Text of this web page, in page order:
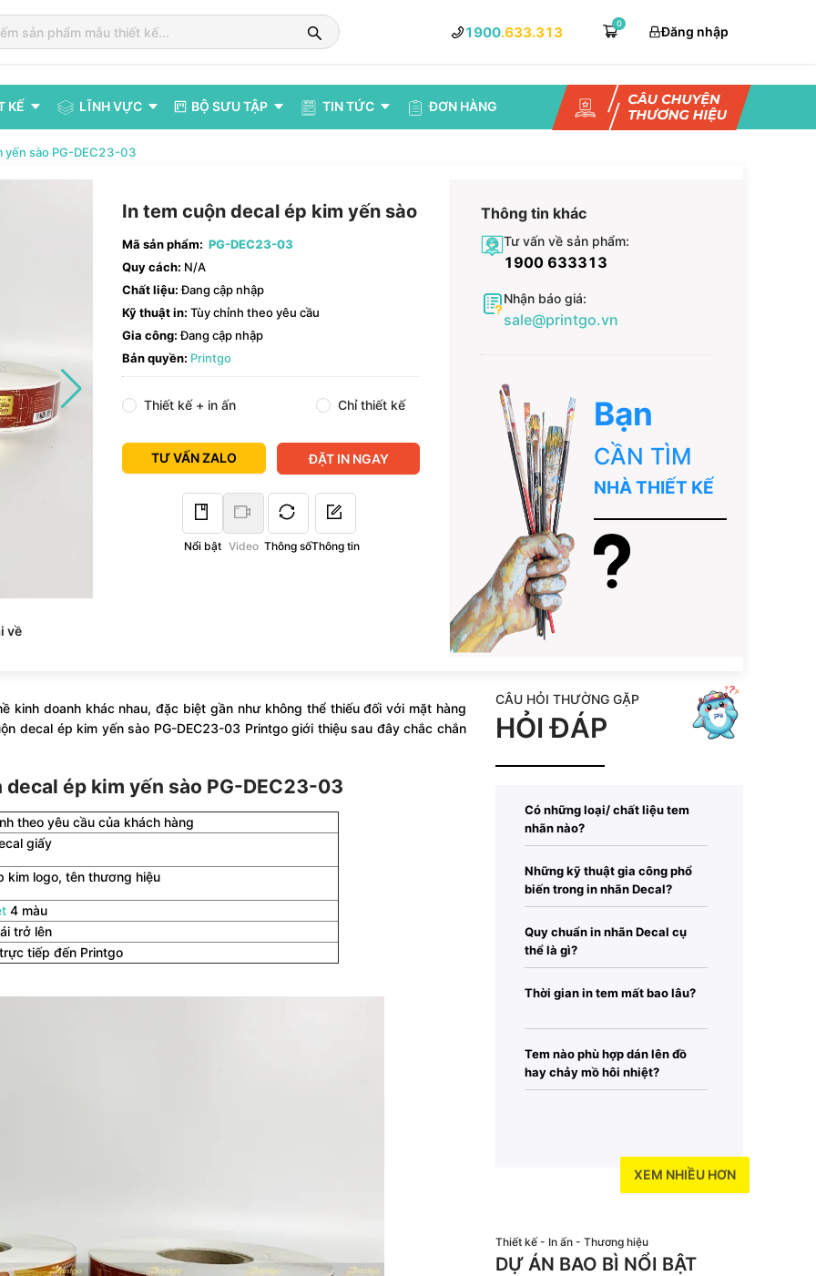
1900.633.313
0
Đăng nhập
KẾ LĨNH VỰC BỘ SƯU TẬP TIN TỨC ĐƠN HÀNG
yến sào PG-DEC23-03
về
In tem cuộn decal ép kim yến sào
Mã sản phẩm: PG-DEC23-03
Quy cách: N/A
Chất liệu: Đang cập nhập
Kỹ thuật in:Tùy chỉnh theo yêu cầu
Gia công:Đang cập nhập
Bản quyền: Printgo
Thiết kế + in ấn Chỉ thiết kế
TƯ VẤN ZALO ĐẶT IN NGAY
Nổi bật Video Thông sốThông tin
Thông tin khác
Tư vấn về sản phẩm:
1900 633313
Nhận báo giá:
sale@printgo.vn
Bạn
CẦN TÌM
NHÀ THIẾT KẾ
kinh doanh khác nhau, đặc biệt gần như không thể thiếu đối với mặt hàng
decal ép kim yến sào PG-DEC23-03 Printgo giới thiệu sau đây chắc chắn
ép kim yến sào PG-DEC23-03
theo yêu cầu của khách hàng
giấy
kim logo, tên thương hiệu
4 màu
trở lên
tiếp đến Printgo
CÂU HỎI THƯỜNG GẶP
HỎI ĐÁP
Có những loại/ chất liệu tem
nhãn nào?
Những kỹ thuật gia công phổ
biến trong in nhãn Decal?
Quy chuẩn in nhãn Decal cụ
thể là gì?
Thời gian in tem mất bao lâu?
Tem nào phù hợp dán lên đồ
hay chảy mồ hôi nhiệt?
XEM NHIỀU HƠN
Thiết kế - In ấn - Thương hiệu
DỰ ÁN BAO BÌ NỔI BẬT